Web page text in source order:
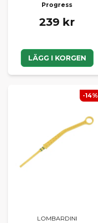
Progress
239 kr
LÄGG I KORGEN
LOMBARDINI
-14%